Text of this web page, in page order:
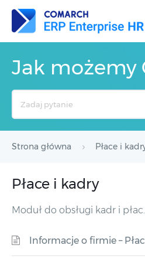
Jak możemy
Strona główna Płace i
Płace i kadry
Moduł do obsługi kadr i płac.
Informacje o firmie –